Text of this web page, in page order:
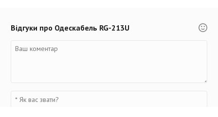
Відгуки про Одескабель RG-213U